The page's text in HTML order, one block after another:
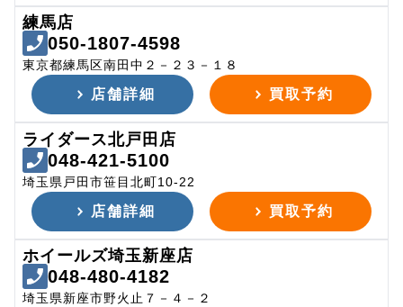
練馬店
050-1807-4598
東京都練馬区南田中２－２３－１８
店舗詳細 買取予約
ライダース北戸田店
048-421-5100
埼玉県戸田市笹目北町10-22
店舗詳細 買取予約
ホイールズ埼玉新座店
048-480-4182
埼玉県新座市野火止７－４－２